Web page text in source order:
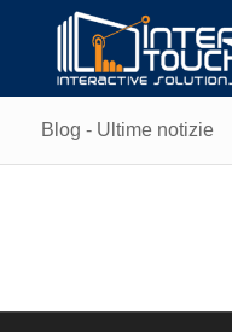
Blog - Ultime notizie